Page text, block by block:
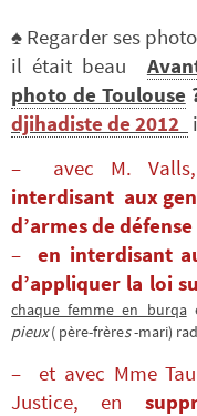
♠ Regarder ses
il était beau
photo de Toulouse
djihadiste de 2012
– avec M.
interdisant aux
d’armes de défense
– en interdisant
d’appliquer la loi
chaque femme en burqa
pieux( père-frères-mari)
– et avec Mme
Justice, en